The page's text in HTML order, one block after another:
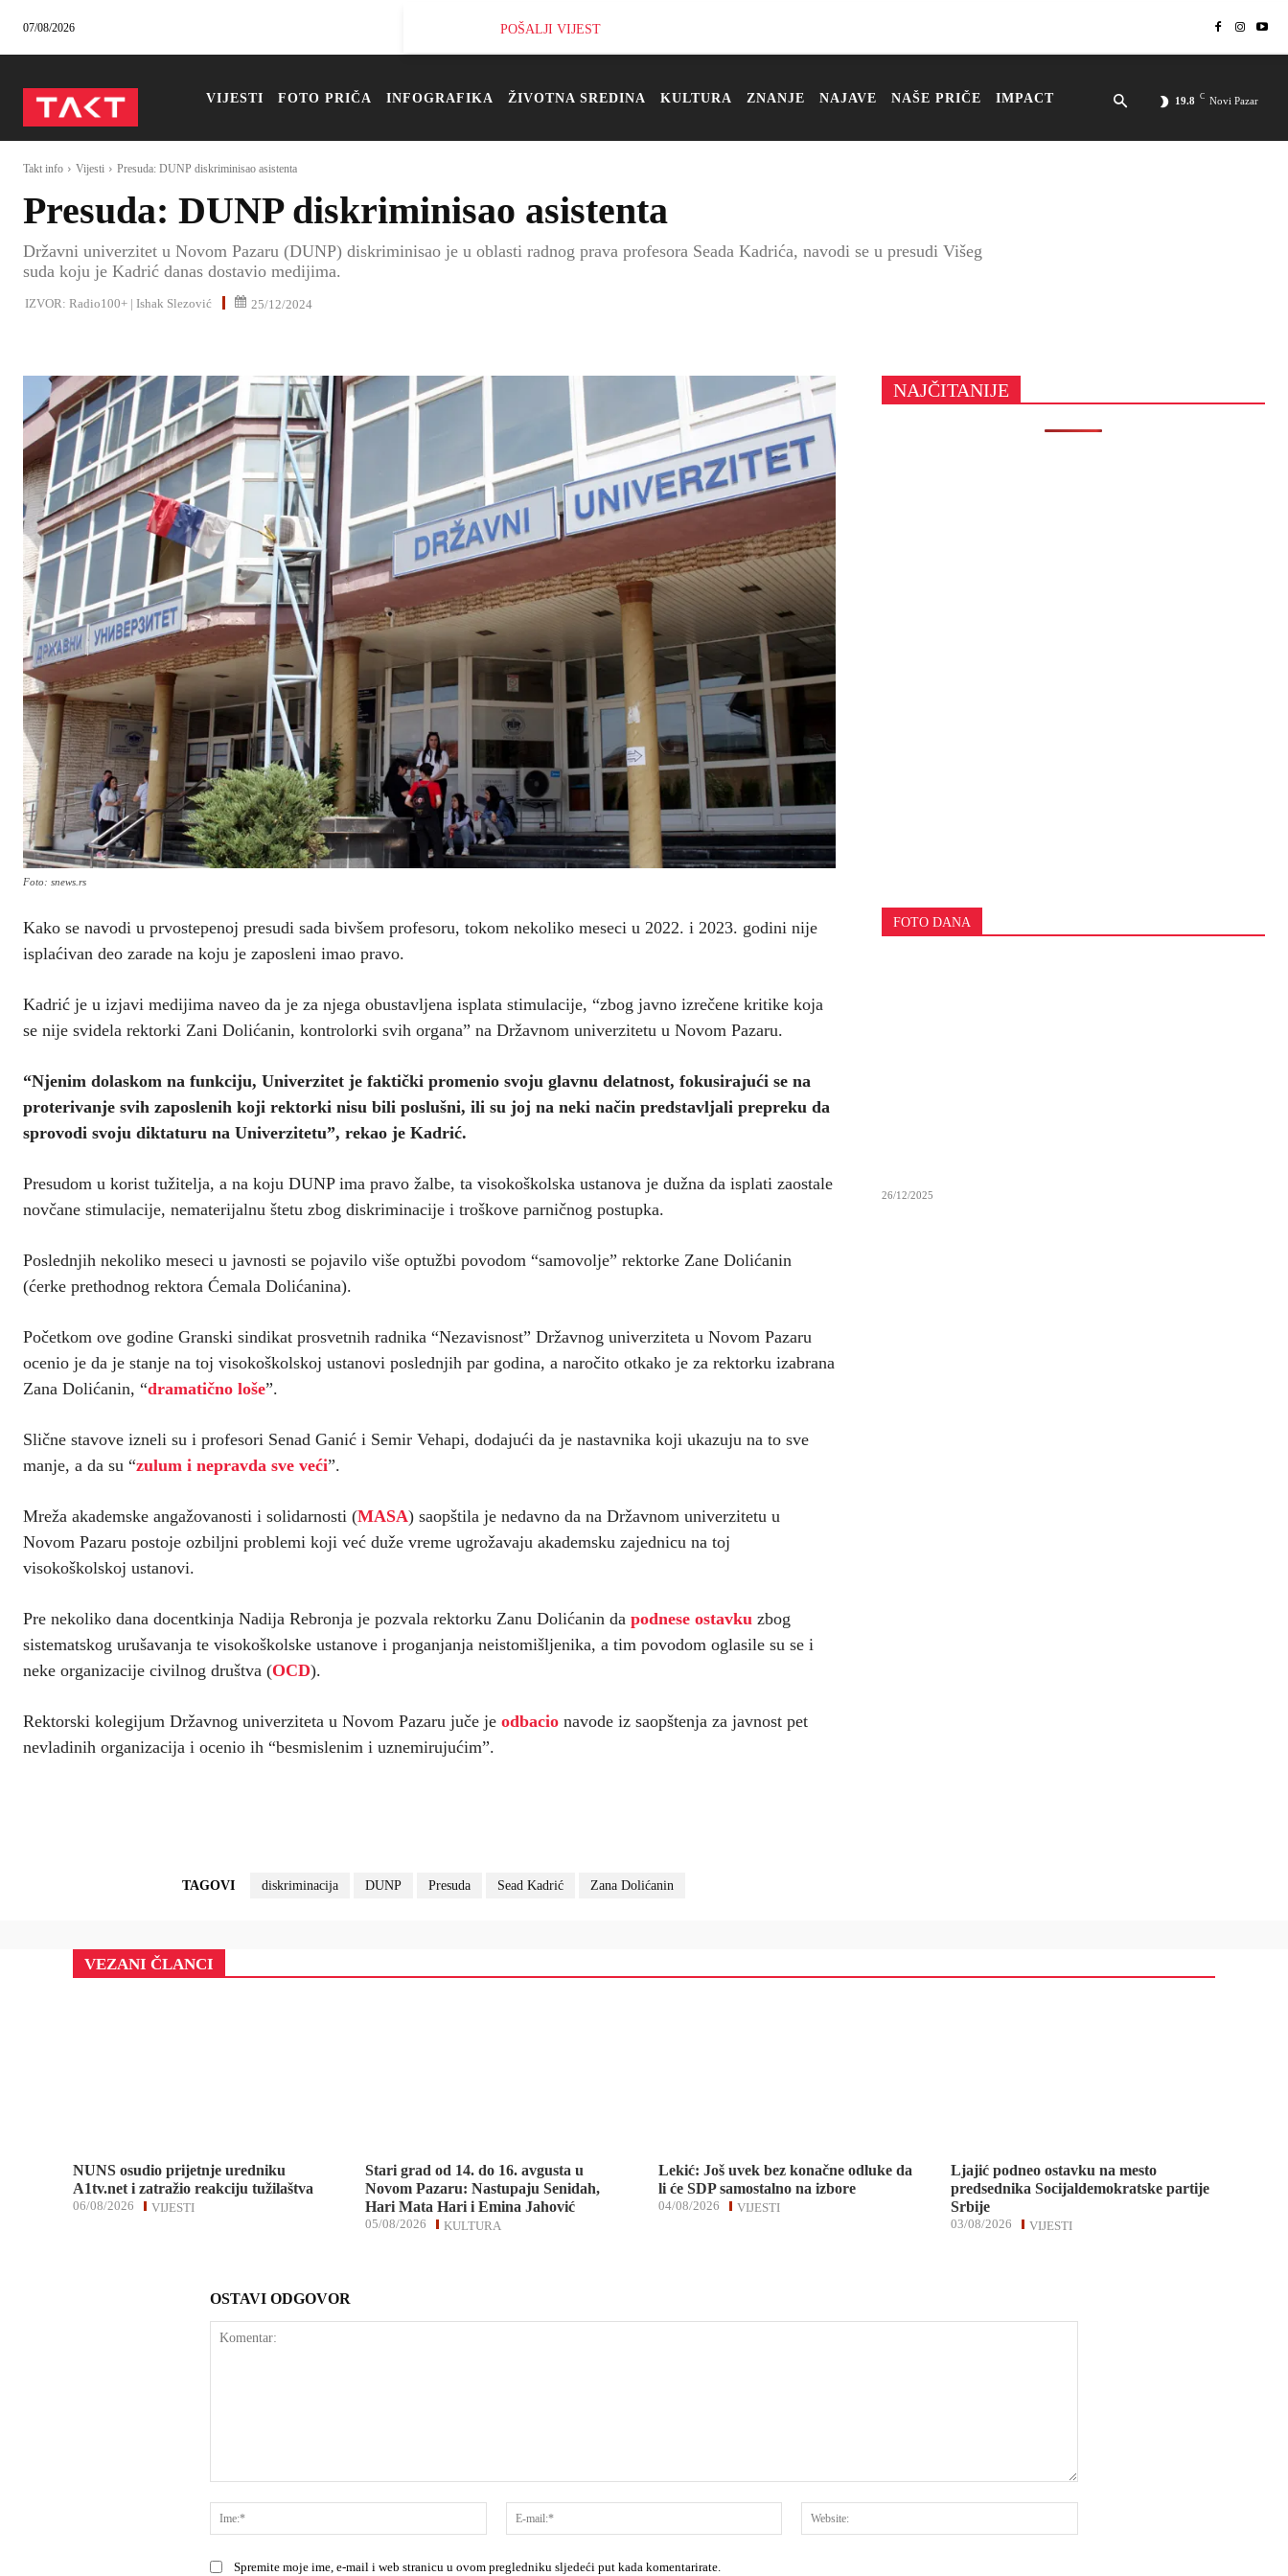
07/08/2026 POŠALJI VIJEST
VIJESTI FOTO PRIČA INFOGRAFIKA ŽIVOTNA SREDINA KULTURA ZNANJE NAJAVE NAŠE PRIČE IMPACT 19.8 C Novi Pazar
Takt info Vijesti Presuda: DUNP diskriminisao asistenta
Presuda: DUNP diskriminisao asistenta
Državni univerzitet u Novom Pazaru (DUNP) diskriminisao je u oblasti radnog prava profesora Seada Kadrića, navodi se u presudi Višeg
suda koju je Kadrić danas dostavio medijima.
IZVOR: Radio100+ | Ishak Slezović 25/12/2024
Foto: snews.rs
Kako se navodi u prvostepenoj presudi sada bivšem profesoru, tokom nekoliko meseci u 2022. i 2023. godini nije
isplaćivan deo zarade na koju je zaposleni imao pravo.
Kadrić je u izjavi medijima naveo da je za njega obustavljena isplata stimulacije, “zbog javno izrečene kritike koja
se nije svidela rektorki Zani Dolićanin, kontrolorki svih organa” na Državnom univerzitetu u Novom Pazaru.
“Njenim dolaskom na funkciju, Univerzitet je faktički promenio svoju glavnu delatnost, fokusirajući se na
proterivanje svih zaposlenih koji rektorki nisu bili poslušni, ili su joj na neki način predstavljali prepreku da
sprovodi svoju diktaturu na Univerzitetu”, rekao je Kadrić.
Presudom u korist tužitelja, a na koju DUNP ima pravo žalbe, ta visokoškolska ustanova je dužna da isplati zaostale
novčane stimulacije, nematerijalnu štetu zbog diskriminacije i troškove parničnog postupka.
Poslednjih nekoliko meseci u javnosti se pojavilo više optužbi povodom “samovolje” rektorke Zane Dolićanin
(ćerke prethodnog rektora Ćemala Dolićanina).
Početkom ove godine Granski sindikat prosvetnih radnika “Nezavisnost” Državnog univerziteta u Novom Pazaru
ocenio je da je stanje na toj visokoškolskoj ustanovi poslednjih par godina, a naročito otkako je za rektorku izabrana
Zana Dolićanin, “dramatično loše”.
Slične stavove izneli su i profesori Senad Ganić i Semir Vehapi, dodajući da je nastavnika koji ukazuju na to sve
manje, a da su “zulum i nepravda sve veći”.
Mreža akademske angažovanosti i solidarnosti (MASA) saopštila je nedavno da na Državnom univerzitetu u
Novom Pazaru postoje ozbiljni problemi koji već duže vreme ugrožavaju akademsku zajednicu na toj
visokoškolskoj ustanovi.
Pre nekoliko dana docentkinja Nadija Rebronja je pozvala rektorku Zanu Dolićanin da podnese ostavku zbog
sistematskog urušavanja te visokoškolske ustanove i proganjanja neistomišljenika, a tim povodom oglasile su se i
neke organizacije civilnog društva (OCD).
Rektorski kolegijum Državnog univerziteta u Novom Pazaru juče je odbacio navode iz saopštenja za javnost pet
nevladinih organizacija i ocenio ih “besmislenim i uznemirujućim”.
TAGOVI diskriminacija DUNP Presuda Sead Kadrić Zana Dolićanin
NAJČITANIJE
FOTO DANA
26/12/2025
VEZANI ČLANCI
NUNS osudio prijetnje uredniku
A1tv.net i zatražio reakciju tužilaštva
VIJESTI
06/08/2026
Stari grad od 14. do 16. avgusta u
Novom Pazaru: Nastupaju Senidah,
Hari Mata Hari i Emina Jahović
KULTURA
05/08/2026
Lekić: Još uvek bez konačne odluke da
li će SDP samostalno na izbore
VIJESTI
04/08/2026
Ljajić podneo ostavku na mesto
predsednika Socijaldemokratske partije
Srbije
VIJESTI
03/08/2026
OSTAVI ODGOVOR
Ime:*
mail:*
Spremite moje ime, e-mail i web stranicu u ovom pregledniku sljedeći put kada komentarirate.